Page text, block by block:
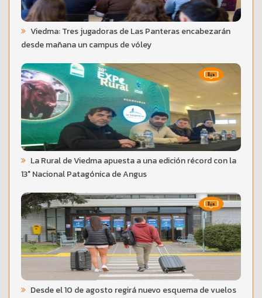
Viedma: Tres jugadoras de Las Panteras encabezarán
desde mañana un campus de vóley
La Rural de Viedma apuesta a una edición récord con la
13° Nacional Patagónica de Angus
Desde el 10 de agosto regirá nuevo esquema de vuelos